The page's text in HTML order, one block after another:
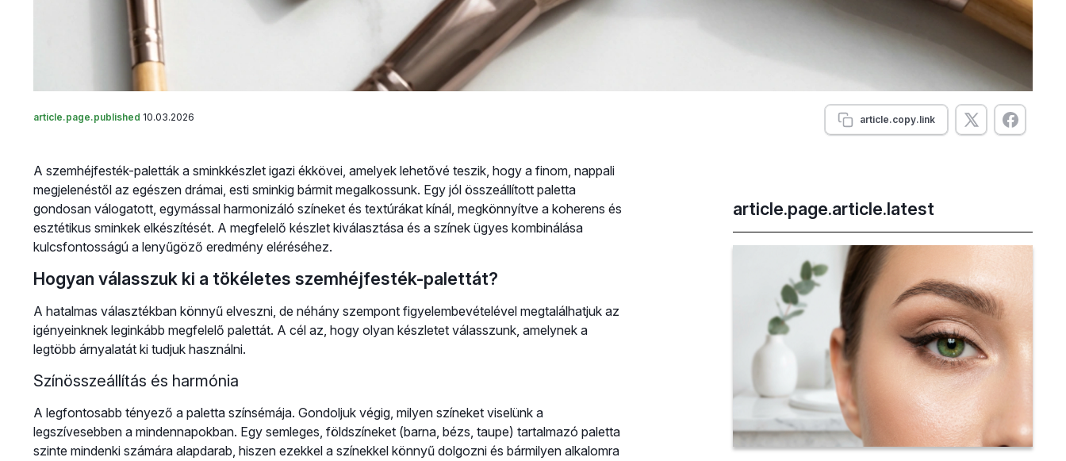
article.page.published 10.03.2026 article.copy.link
A szemhéjfesték-paletták a sminkkészlet igazi ékkövei, amelyek lehetővé teszik, hogy a finom, nappali
megjelenéstől az egészen drámai, esti sminkig bármit megalkossunk. Egy jól összeállított paletta
gondosan válogatott, egymással harmonizáló színeket és textúrákat kínál, megkönnyítve a koherens és
esztétikus sminkek elkészítését. A megfelelő készlet kiválasztása és a színek ügyes kombinálása
kulcsfontosságú a lenyűgöző eredmény eléréséhez.
Hogyan válasszuk ki a tökéletes szemhéjfesték-palettát?
A hatalmas választékban könnyű elveszni, de néhány szempont figyelembevételével megtalálhatjuk az
igényeinknek leginkább megfelelő palettát. A cél az, hogy olyan készletet válasszunk, amelynek a
legtöbb árnyalatát ki tudjuk használni.
Színösszeállítás és harmónia
A legfontosabb tényező a paletta színsémája. Gondoljuk végig, milyen színeket viselünk a
legszívesebben a mindennapokban. Egy semleges, földszíneket (barna, bézs, taupe) tartalmazó paletta
szinte mindenki számára alapdarab, hiszen ezekkel a színekkel könnyű dolgozni és bármilyen alkalomra
article.page.article.latest